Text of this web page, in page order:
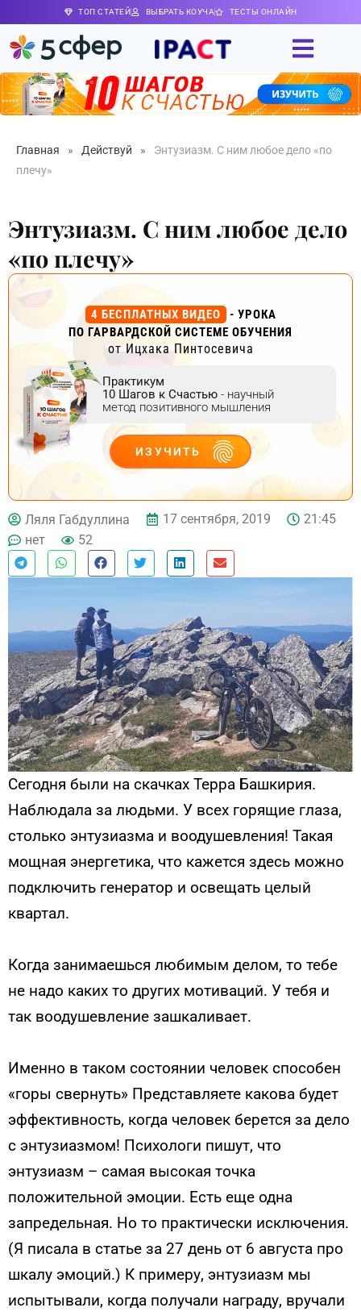
ТОП СТАТЕЙ ВЫБРАТЬ КОУЧА ТЕСТЫ ОНЛАЙН
Главная » Действуй »
Энтузиазм. С ним любое дело «по
плечу»
Энтузиазм. С ним любое дело
«по плечу»
4 БЕСПЛАТНЫХ ВИДЕО
- УРОКА
ПО ГАРВАРДСКОЙ СИСТЕМЕ ОБУЧЕНИЯ
от Ицхака Пинтосевича
Практикум
10 Шагов к Счастью - научный
метод позитивного мышления
ИЗУЧИТЬ
ДЕЙСТВУЙ
Ляля Габдуллина 17 сентября, 2019
21:45
нет
52
Сегодня были на скачках Терра Башкирия.
Наблюдала за людьми. У всех горящие глаза,
столько энтузиазма и воодушевления! Такая
мощная энергетика, что кажется здесь можно
подключить генератор и освещать целый
квартал.
Когда занимаешься любимым делом, то тебе
не надо каких то других мотиваций. У тебя и
так воодушевление зашкаливает.
Именно в таком состоянии человек способен
«горы свернуть» Представляете какова будет
эффективность, когда человек берется за дело
с энтузиазмом! Психологи пишут, что
энтузиазм – самая высокая точка
положительной эмоции. Есть еще одна
запредельная. Но то практически исключения.
(Я писала в статье за 27 день от 6 августа про
шкалу эмоций.) К примеру, энтузиазм мы
испытывали, когда получали награду, вручали